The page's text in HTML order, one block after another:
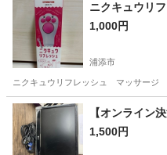
ニクキュウリ
1,000円
浦添市
ニクキュウリフレッシュ マッサージ
沖縄 浦添市 美容家電 新
【オンライン
1,500円